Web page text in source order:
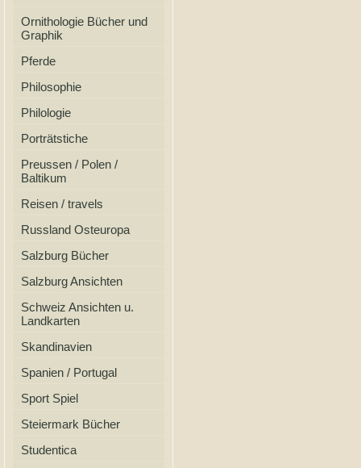
Ornithologie Bücher und
Graphik
Pferde
Philosophie
Philologie
Porträtstiche
Preussen / Polen /
Baltikum
Reisen / travels
Russland Osteuropa
Salzburg Bücher
Salzburg Ansichten
Schweiz Ansichten u.
Landkarten
Skandinavien
Spanien / Portugal
Sport Spiel
Steiermark Bücher
Studentica